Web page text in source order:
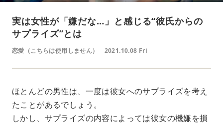
実は女性が「嫌だな…」と感じる“彼氏からの
サプライズ”とは
恋愛（こちらは使用しません） 2021.10.08 Fri
ほとんどの男性は、一度は彼女へのサプライズを考え
たことがあるでしょう。
しかし、サプライズの内容によっては彼女の機嫌を損